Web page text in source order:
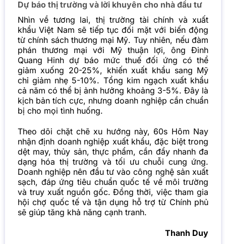
Dự báo thị trường và lời khuyên cho nhà đầu tư
Nhìn về tương lai, thị trường tài chính và xuất
khẩu Việt Nam sẽ tiếp tục đối mặt với biến động
từ chính sách thương mại Mỹ. Tuy nhiên, nếu đàm
phán thương mại với Mỹ thuận lợi, ông Đinh
Quang Hinh dự báo mức thuế đối ứng có thể
giảm xuống 20-25%, khiến xuất khẩu sang Mỹ
chỉ giảm nhẹ 5-10%. Tổng kim ngạch xuất khẩu
cả năm có thể bị ảnh hưởng khoảng 3-5%. Đây là
kịch bản tích cực, nhưng doanh nghiệp cần chuẩn
bị cho mọi tình huống.
Theo dõi chặt chẽ xu hướng này, 60s Hôm Nay
nhận định doanh nghiệp xuất khẩu, đặc biệt trong
dệt may, thủy sản, thực phẩm, cần đẩy nhanh đa
dạng hóa thị trường và tối ưu chuỗi cung ứng.
Doanh nghiệp nên đầu tư vào công nghệ sản xuất
sạch, đáp ứng tiêu chuẩn quốc tế về môi trường
và truy xuất nguồn gốc. Đồng thời, việc tham gia
hội chợ quốc tế và tận dụng hỗ trợ từ Chính phủ
sẽ giúp tăng khả năng cạnh tranh.
Thanh Duy